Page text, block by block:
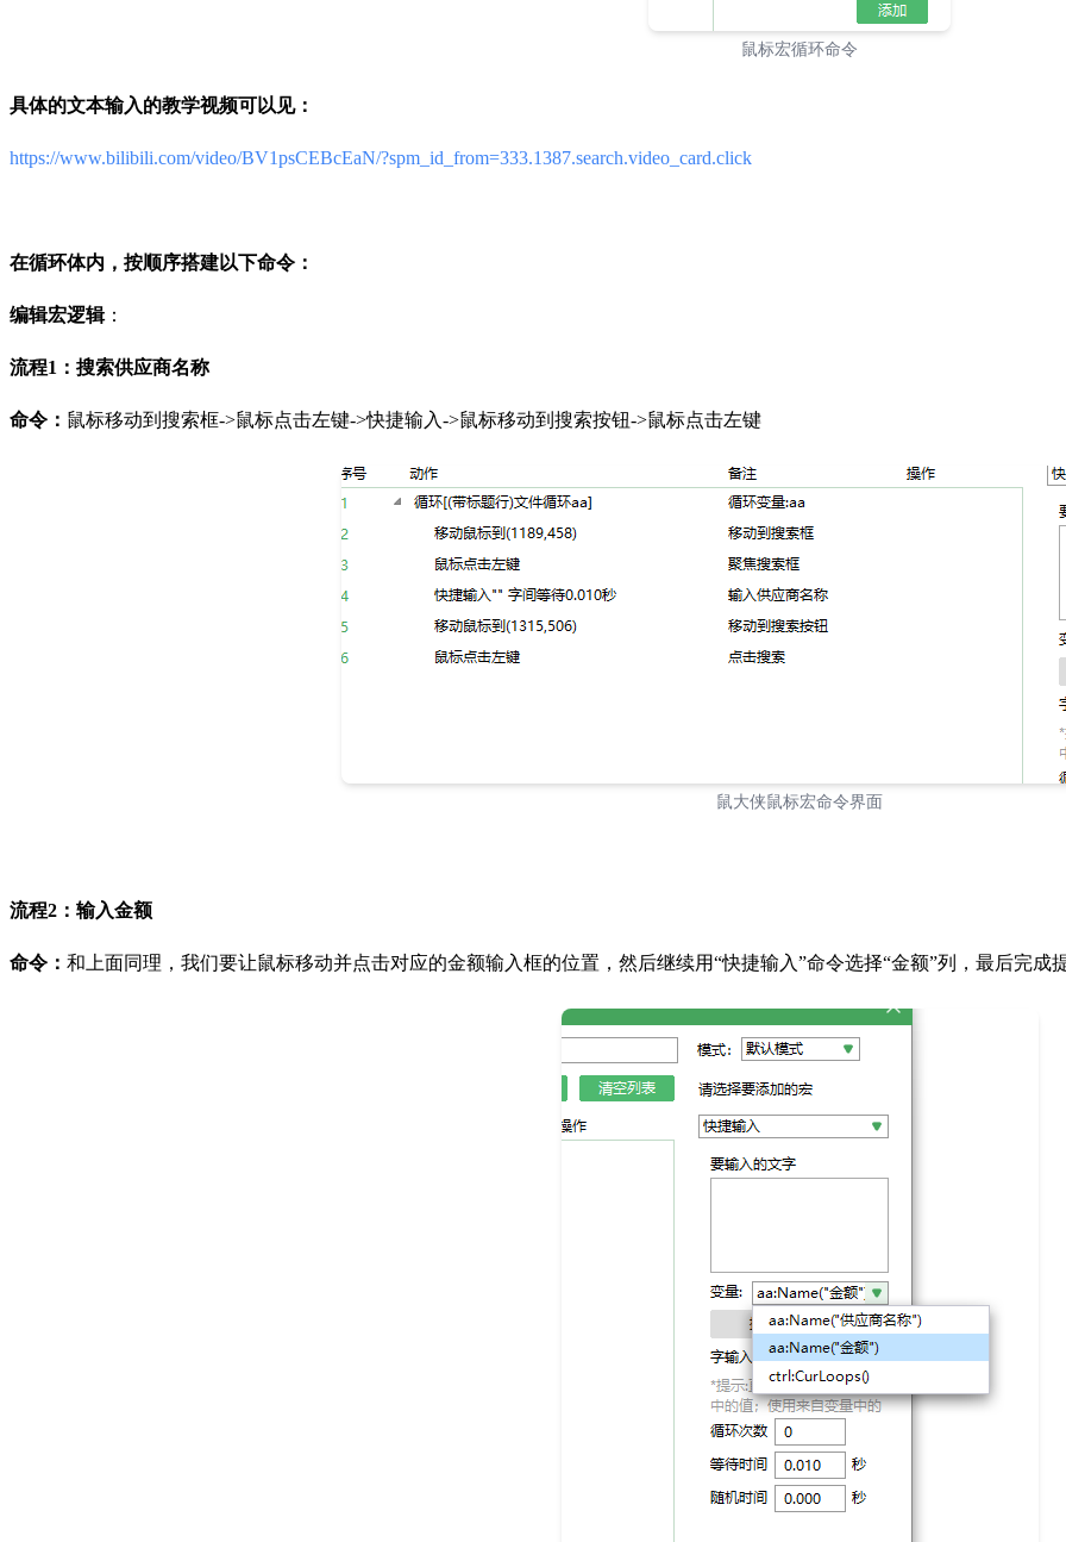
鼠标宏循环命令
具体的文本输入的教学视频可以见：
https://www.bilibili.com/video/BV1psCEBcEaN/?spm_id_from=333.1387.search.video_card.click
在循环体内，按顺序搭建以下命令：
编辑宏逻辑：
流程1：搜索供应商名称
命令： 鼠标移动到搜索框->鼠标点击左键->快捷输入->鼠标移动到搜索按钮->鼠标点击左键
鼠大侠鼠标宏命令界面
流程2：输入金额
命令： 和上面同理，我们要让鼠标移动并点击对应的金额输入框的位置，然后继续用“快捷输入”命令选择“金额”列，最后完成